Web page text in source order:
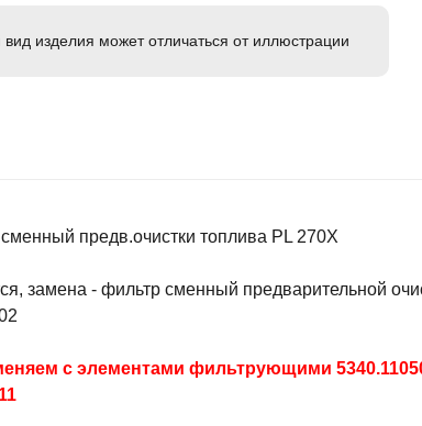
изделия может отличаться от иллюстрации
предв.очистки топлива PL 270Х
замена - фильтр сменный предварительной
с элементами фильтрующими